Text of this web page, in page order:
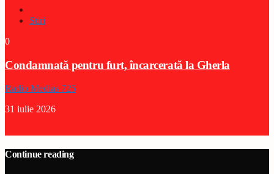
Stiri
0
Condamnată pentru furt, încarcerată la Gherla
Radio Medias 725
31 iulie 2026
Continue reading